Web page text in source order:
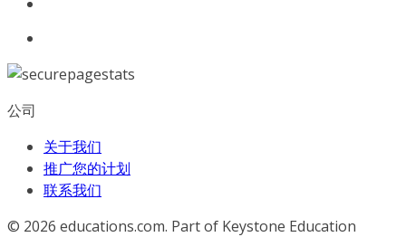
公司
关于我们
推广您的计划
联系我们
© 2026 educations.com. Part of Keystone Education